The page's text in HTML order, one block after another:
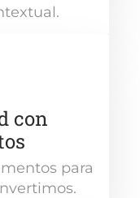
con
para